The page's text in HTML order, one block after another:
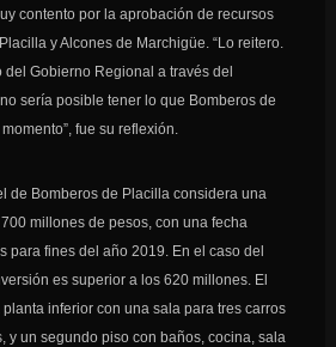
contento por la aprobación de recursos
y Alcones de Marchigüe. “Lo reitero.
del Gobierno Regional a través del
sería posible tener lo que Bomberos de
fue su reflexión.
de Bomberos de Placilla considera una
millones de pesos, con una fecha
para fines del año 2019. En el caso del
es superior a los 620 millones. El
inferior con una sala para tres carros
y un segundo piso con baños, cocina, sala